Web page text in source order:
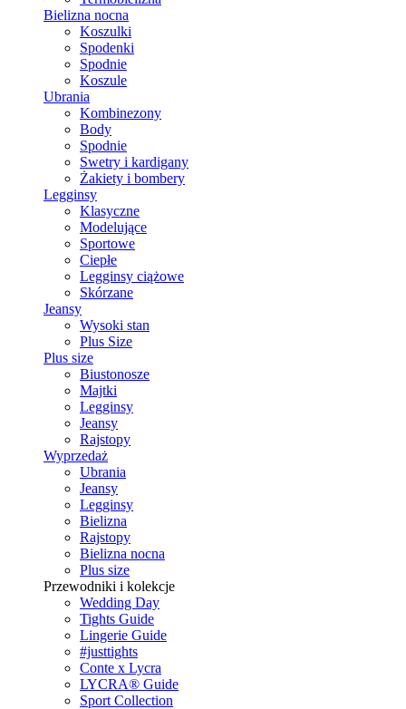
Bielizna nocna
Koszulki
Spodenki
Spodnie
Koszule
Ubrania
Kombinezony
Body
Spodnie
Swetry i kardigany
Żakiety i bombery
Legginsy
Klasyczne
Modelujące
Sportowe
Ciepłe
Legginsy ciążowe
Skórzane
Jeansy
Wysoki stan
Plus Size
Plus size
Biustonosze
Majtki
Legginsy
Jeansy
Rajstopy
Wyprzedaż
Ubrania
Jeansy
Legginsy
Bielizna
Rajstopy
Bielizna nocna
Plus size
Przewodniki i kolekcje
Wedding Day
Tights Guide
Lingerie Guide
#justtights
Conte x Lycra
LYCRA® Guide
Sport Сollection